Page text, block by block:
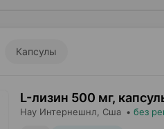
Капсулы
L-лизин 500 мг,
Нау Интернешнл , Сша • без